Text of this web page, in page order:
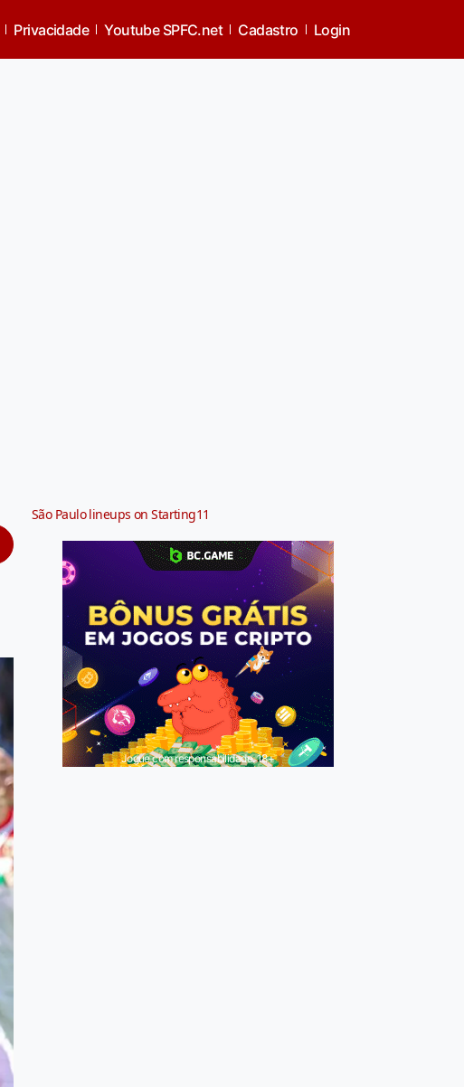
Privacidade Youtube SPFC.net Cadastro Login
São Paulo lineups on Starting11
Jogue com responsabilidade. 18+